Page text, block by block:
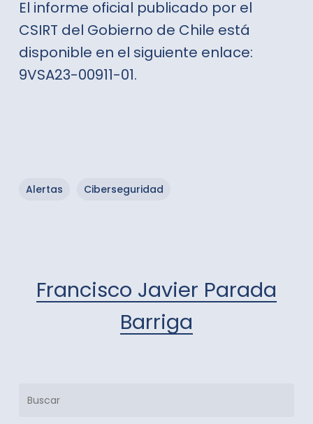
El informe oficial publicado por el
CSIRT del Gobierno de Chile está
disponible en el siguiente enlace:
9VSA23-00911-01.
Alertas Ciberseguridad
Francisco Javier Parada
Barriga